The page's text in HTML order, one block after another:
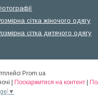
сітка жіночого одягу
сітка дитячого одягу
Prom.ua
Elenka - жіночий одяг: плаття і туніки жіночі, жіночі кофти і блузи жіночі | Поскаржитися на контент |
▼